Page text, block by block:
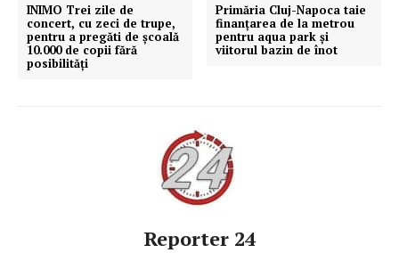
INIMO Trei zile de
concert, cu zeci de trupe,
pentru a pregăti de şcoală
10.000 de copii fără
posibilităţi
Primăria Cluj-Napoca taie
finanţarea de la metrou
pentru aqua park şi
viitorul bazin de înot
Reporter 24